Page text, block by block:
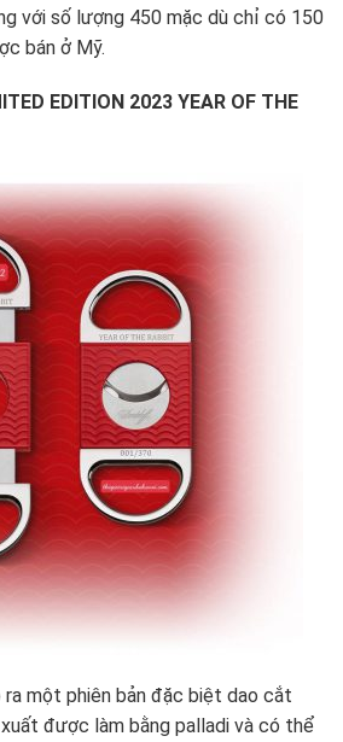
với số lượng 450 mặc dù chỉ có 150
bán ở Mỹ.
EDITION 2023 YEAR OF THE
một phiên bản đặc biệt dao cắt
được làm bằng palladi và có thể